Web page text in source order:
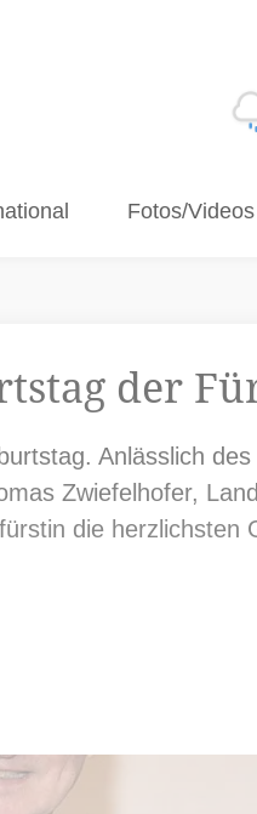
Fotos/Videos
der
Anlässlich
Zwiefelhofer,
die herzlichsten